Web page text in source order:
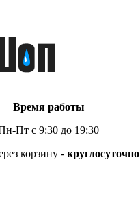
Время работы
Пт с 9:30 до 19:30
корзину - круглосуточно